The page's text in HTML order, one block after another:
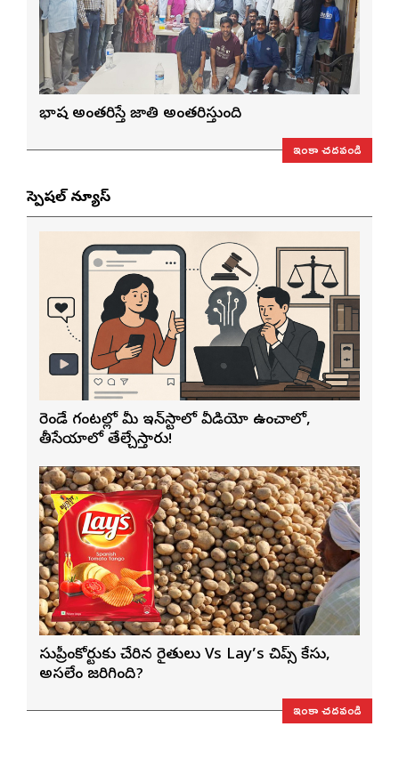
భాష అంతరిస్తే జాతి అంతరిస్తుంది
ఇంకా చదవండి
స్పెషల్ న్యూస్
రెండే గంటల్లో మీ ఇన్‌స్టాలో వీడియో ఉంచాలో,
తీసేయాలో తేల్చేస్తారు!
సుప్రీంకోర్టుకు చేరిన రైతులు Vs Lay’s చిప్స్‌ కేసు,
అసలేం జరిగింది?
ఇంకా చదవండి